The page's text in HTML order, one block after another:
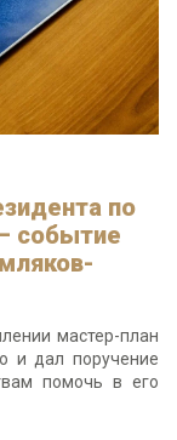
по
событие
мастер-план
и дал поручение
помочь в его